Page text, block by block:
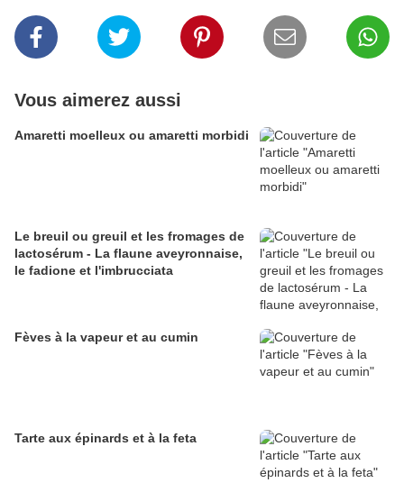
Vous aimerez aussi
Amaretti moelleux ou amaretti morbidi
Le breuil ou greuil et les fromages de
lactosérum - La flaune aveyronnaise,
le fadione et l'imbrucciata
Fèves à la vapeur et au cumin
Tarte aux épinards et à la feta